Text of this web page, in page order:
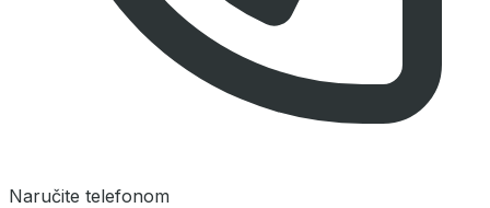
Naručite telefonom